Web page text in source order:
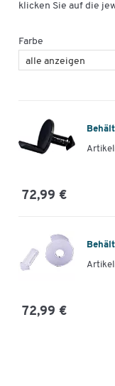
klicken Sie auf die
Farbe
72,99 €
72,99 €